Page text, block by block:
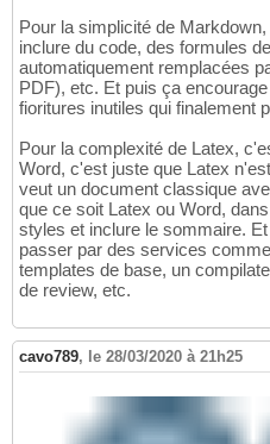
Pour la simplicité de
inclure du code, des formules
automatiquement remplacées
PDF), etc. Et puis ça
fioritures inutiles qui finalement
Pour la complexité de Latex,
Word, c'est juste que Latex
veut un document classique
que ce soit Latex ou Word,
styles et inclure le sommaire.
passer par des services
templates de base, un
de review, etc.
cavo789, le 28/03/2020 à 21h25